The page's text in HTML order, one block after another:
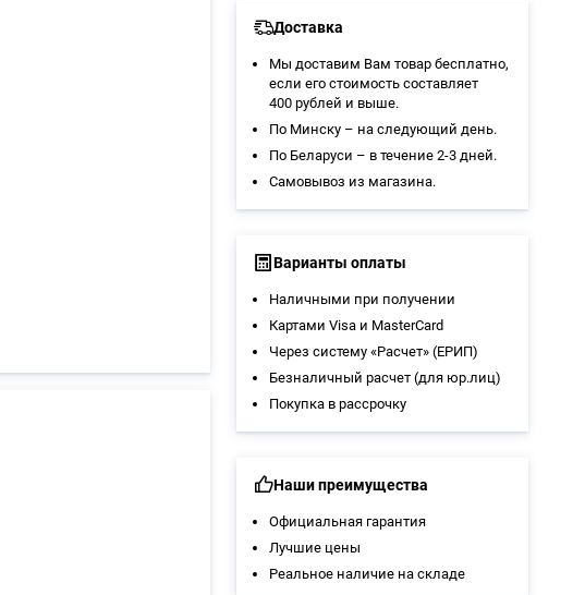
Доставка
Мы доставим Вам товар бесплатно,
если его стоимость составляет
400 рублей и выше.
По Минску – на следующий день.
По Беларуси – в течение 2-3 дней.
Самовывоз из магазина.
Варианты оплаты
Наличными при получении
Картами Visa и MasterCard
Через систему «Расчет» (ЕРИП)
Безналичный расчет (для юр.лиц)
Покупка в рассрочку
Наши преимущества
Официальная гарантия
Лучшие цены
Реальное наличие на складе